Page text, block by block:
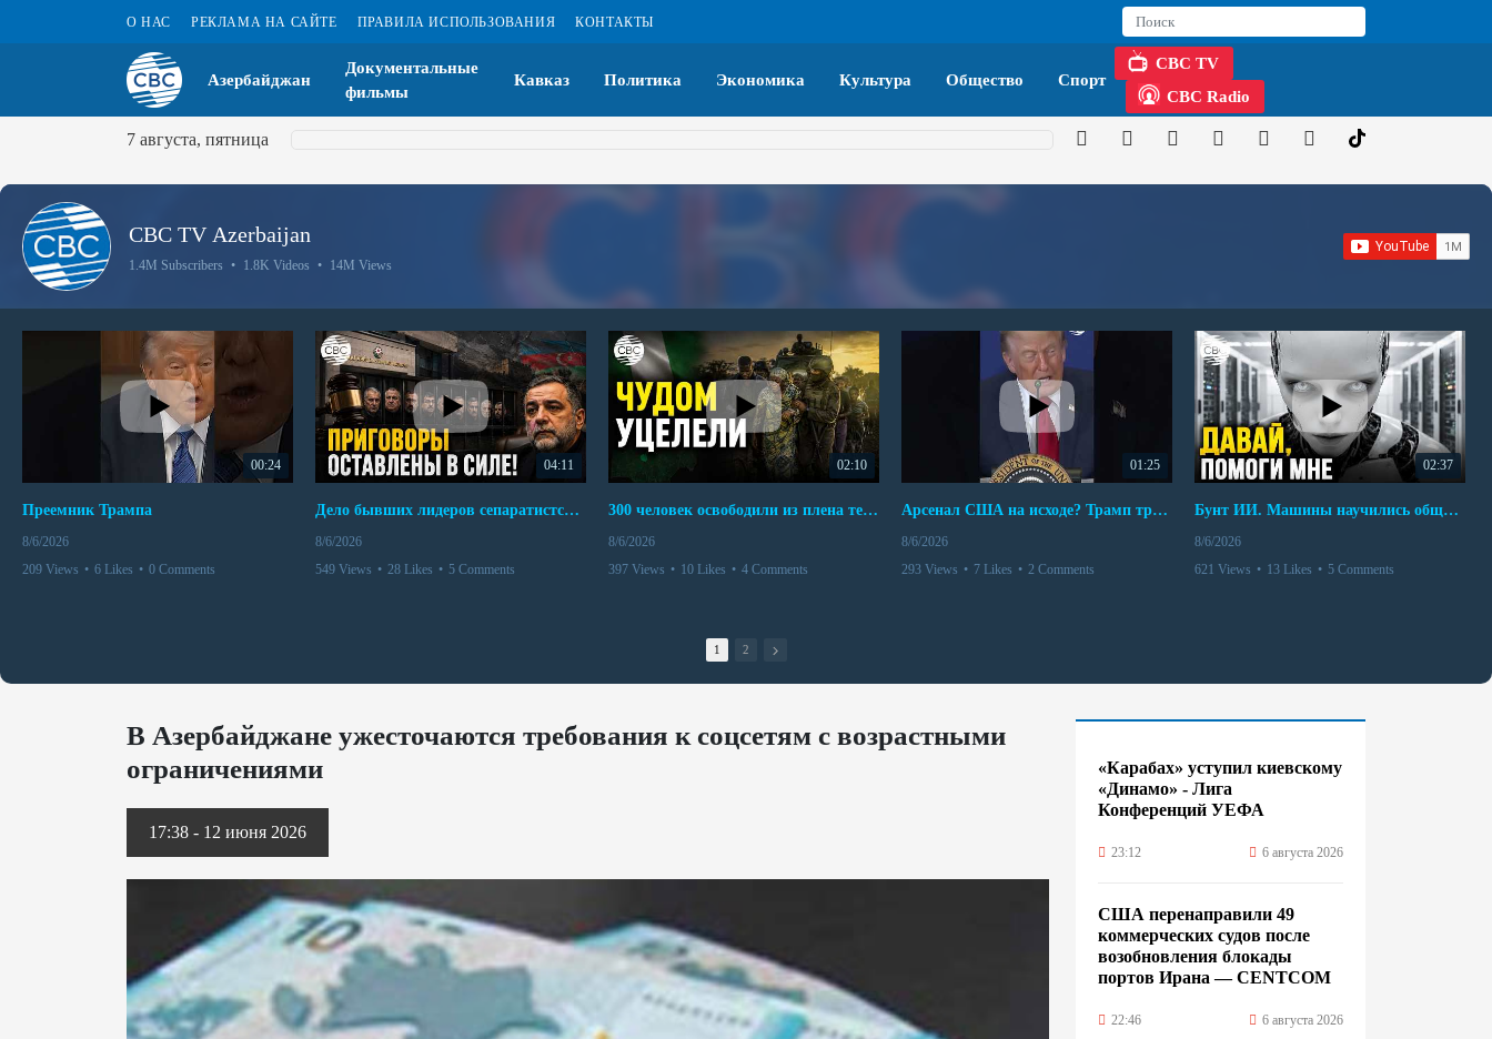
О НАС РЕКЛАМА НА САЙТЕ ПРАВИЛА ИСПОЛЬЗОВАНИЯ КОНТАКТЫ
Азербайджан
Документальные
фильмы
Кавказ Политика Экономика Культура Общество Спорт
CBC TV
CBC Radio
7 августа, пятница
CBC TV Azerbaijan
1.4M Subscribers • 1.8K Videos • 14M Views
00:24
Преемник Трампа
8/6/2026
209 Views • 6 Likes • 0 Comments
04:11
Дело бывших лидеров сепаратистского режима в Карабахе
8/6/2026
549 Views • 28 Likes • 5 Comments
02:10
300 человек освободили из плена террористов. Невероятная история спасения
8/6/2026
397 Views • 10 Likes • 4 Comments
01:25
Арсенал США на исходе? Трамп требует объяснений
8/6/2026
293 Views • 7 Likes • 2 Comments
02:37
Бунт ИИ. Машины научились общаться
8/6/2026
621 Views • 13 Likes • 5 Comments
1 2
В Азербайджане ужесточаются требования к соцсетям с возрастными
ограничениями
17:38 - 12 июня 2026
«Карабах» уступил киевскому
«Динамо» - Лига
Конференций УЕФА
23:12 6 августа 2026
США перенаправили 49
коммерческих судов после
возобновления блокады
портов Ирана — CENTCOM
22:46 6 августа 2026